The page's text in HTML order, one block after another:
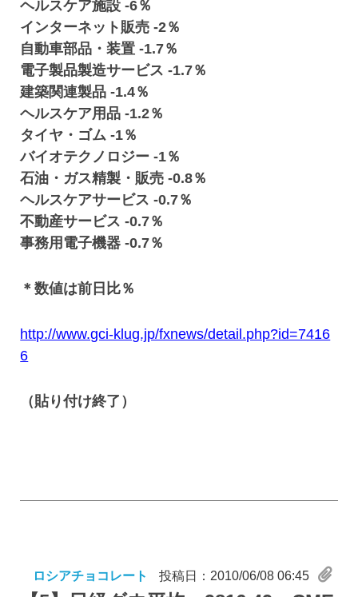
ヘルスケア施設 -6％
インターネット販売 -2％
自動車部品・装置 -1.7％
電子製品製造サービス -1.7％
建築関連製品 -1.4％
ヘルスケア用品 -1.2％
タイヤ・ゴム -1％
バイオテクノロジー -1％
石油・ガス精製・販売 -0.8％
ヘルスケアサービス -0.7％
不動産サービス -0.7％
事務用電子機器 -0.7％
＊数値は前日比％
http://www.gci-klug.jp/fxnews/detail.php?id=7416
6
（貼り付け終了）
ロシアチョコレート 投稿日：2010/06/08 06:45